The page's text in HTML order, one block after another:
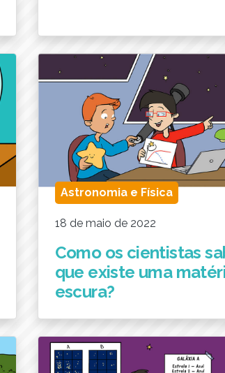
Astronomia e Física
18 de maio de 2022
Como os cientistas
que existe uma
escura?